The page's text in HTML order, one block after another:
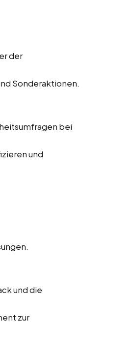
der
Sonderaktionen.
bei
und
und die
zur